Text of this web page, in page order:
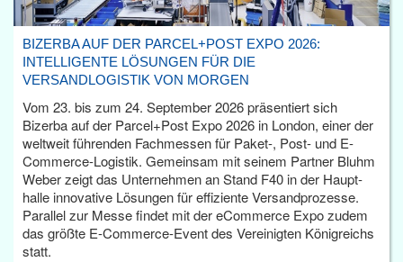
BIZERBA AUF DER PARCEL+POST EXPO 2026:
INTELLIGENTE LÖSUNGEN FÜR DIE
VERSANDLOGISTIK VON MORGEN
Vom 23. bis zum 24. September 2026 präsentiert sich
Bizerba auf der Parcel+Post Expo 2026 in London, einer der
weltweit führenden Fachmessen für Paket-, Post- und E-
Commerce-Logistik. Gemeinsam mit seinem Partner Bluhm
Weber zeigt das Unternehmen an Stand F40 in der Haupt­
halle innovative Lösungen für effiziente Versandprozesse.
Parallel zur Messe findet mit der eCommerce Expo zudem
das größte E-Commerce-Event des Vereinigten Königreichs
statt.